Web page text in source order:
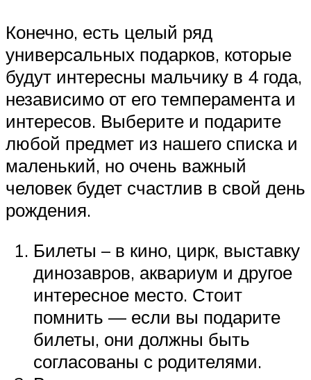
Конечно, есть целый ряд
универсальных подарков, которые
будут интересны мальчику в 4 года,
независимо от его темперамента и
интересов. Выберите и подарите
любой предмет из нашего списка и
маленький, но очень важный
человек будет счастлив в свой день
рождения.
Билеты – в кино, цирк, выставку
динозавров, аквариум и другое
интересное место. Стоит
помнить — если вы подарите
билеты, они должны быть
согласованы с родителями.